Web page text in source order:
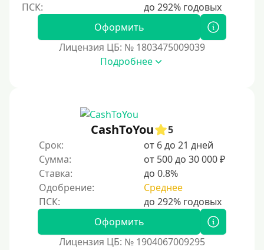
7000 руб
25000 руб
30000 руб
30000 руб на год
35000 руб
40000 руб
50000 руб
Оформить
Лицензия ЦБ: № 1803475009039
Подробнее
CashToYou
5
Срок:
от 6 до 21 дней
Сумма:
от 500 до 30 000 ₽
Ставка:
до 0.8%
Одобрение:
Среднее
Оформить
Лицензия ЦБ: № 1904067009295